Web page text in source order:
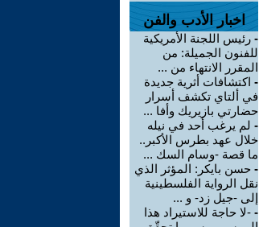
اخبار الأدب والفن
- رئيس اللجنة الأمريكية
للفنون الجميلة: من
المقرر الانتهاء من ...
- اكتشافات أثرية جديدة
في ألتاي تكشف أسرار
حضارتي بازيريك وأفا ...
- لم يرغب أحد في نيله
خلال عهد بطرس الأكبر..
ما قصة -وسام السك ...
- حسن بايكر: المؤثر الذي
نقل الرواية الفلسطينية
إلى -جيل زد- و ...
- -لا حاجة للاستيراد هذا